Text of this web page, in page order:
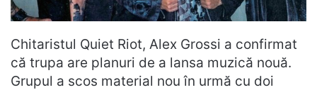
Chitaristul Quiet Riot, Alex Grossi a confirmat
că trupa are planuri de a lansa muzică nouă.
Grupul a scos material nou în urmă cu doi